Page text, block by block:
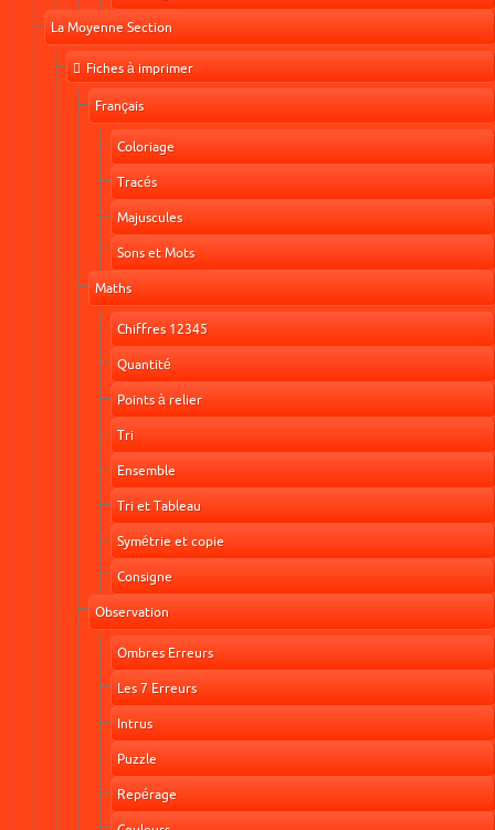
La Moyenne Section
Fiches à imprimer
Français
Coloriage
Tracés
Majuscules
Sons et Mots
Maths
Chiffres 12345
Quantité
Points à relier
Tri
Ensemble
Tri et Tableau
Symétrie et copie
Consigne
Observation
Ombres Erreurs
Les 7 Erreurs
Intrus
Puzzle
Repérage